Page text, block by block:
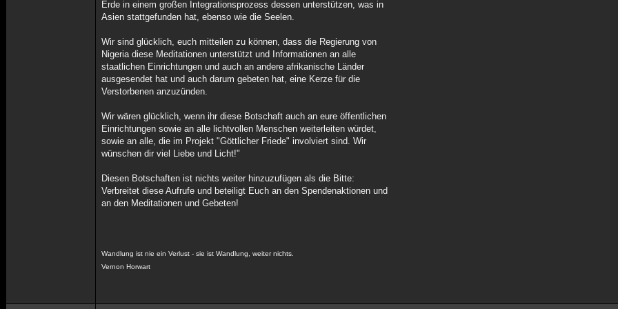
Erde in einem großen Integrationsprozess dessen unterstützen, was in
Asien stattgefunden hat, ebenso wie die Seelen.
Wir sind glücklich, euch mitteilen zu können, dass die Regierung von
Nigeria diese Meditationen unterstützt und Informationen an alle
staatlichen Einrichtungen und auch an andere afrikanische Länder
ausgesendet hat und auch darum gebeten hat, eine Kerze für die
Verstorbenen anzuzünden.
Wir wären glücklich, wenn ihr diese Botschaft auch an eure öffentlichen
Einrichtungen sowie an alle lichtvollen Menschen weiterleiten würdet,
sowie an alle, die im Projekt "Göttlicher Friede" involviert sind. Wir
wünschen dir viel Liebe und Licht!"
Diesen Botschaften ist nichts weiter hinzuzufügen als die Bitte:
Verbreitet diese Aufrufe und beteiligt Euch an den Spendenaktionen und
an den Meditationen und Gebeten!
Wandlung ist nie ein Verlust - sie ist Wandlung, weiter nichts.
Vernon Horwart